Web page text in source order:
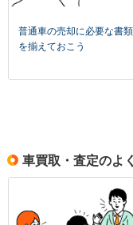
普通車の売却に必要な書類
を揃えておこう
車買取・査定のよ